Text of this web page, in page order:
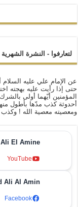
لتعارفوا - النشرة الشهرية
عن الإمام علي عليه السلام
حتى إذا رأيت عليه بهجته
المؤمنين أيّهما أولى
أحدوثة كذب مدّها بأطول
ومعصيته معصية الله !
El Amine
YouTube
Ali Al Amin
Facebook